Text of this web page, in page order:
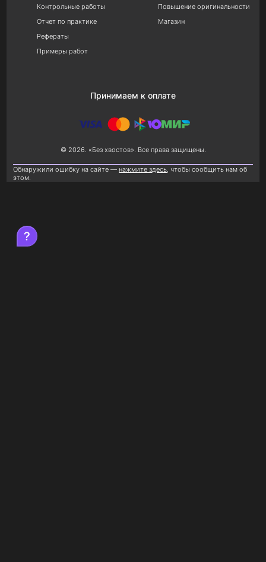
Контрольные работы
Отчет по практике
Рефераты
Примеры работ
Повышение оригинальности
Магазин
Принимаем к оплате
© 2026. «Без хвостов». Все права защищены.
Обнаружили ошибку на сайте — нажмите здесь, чтобы сообщить нам об
этом.